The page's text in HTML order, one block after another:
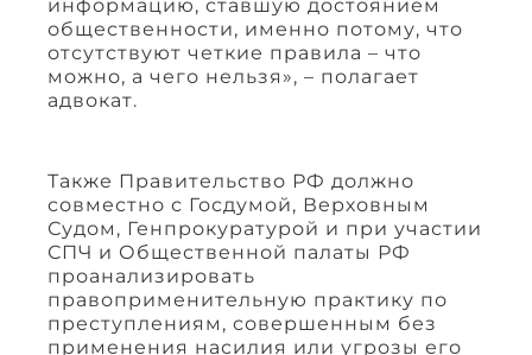
информацию, ставшую достоянием
общественности, именно потому, что
отсутствуют четкие правила – что
можно, а чего нельзя», – полагает
адвокат.
Также Правительство РФ должно
совместно с Госдумой, Верховным
Судом, Генпрокуратурой и при участии
СПЧ и Общественной палаты РФ
проанализировать
правоприменительную практику по
преступлениям, совершенным без
применения насилия или угрозы его